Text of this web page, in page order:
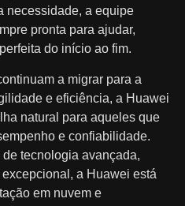
necessidade, a equipe
pronta para ajudar,
do início ao fim.
a migrar para a
e eficiência, a Huawei
natural para aqueles que
e confiabilidade.
tecnologia avançada,
a Huawei está
em nuvem e